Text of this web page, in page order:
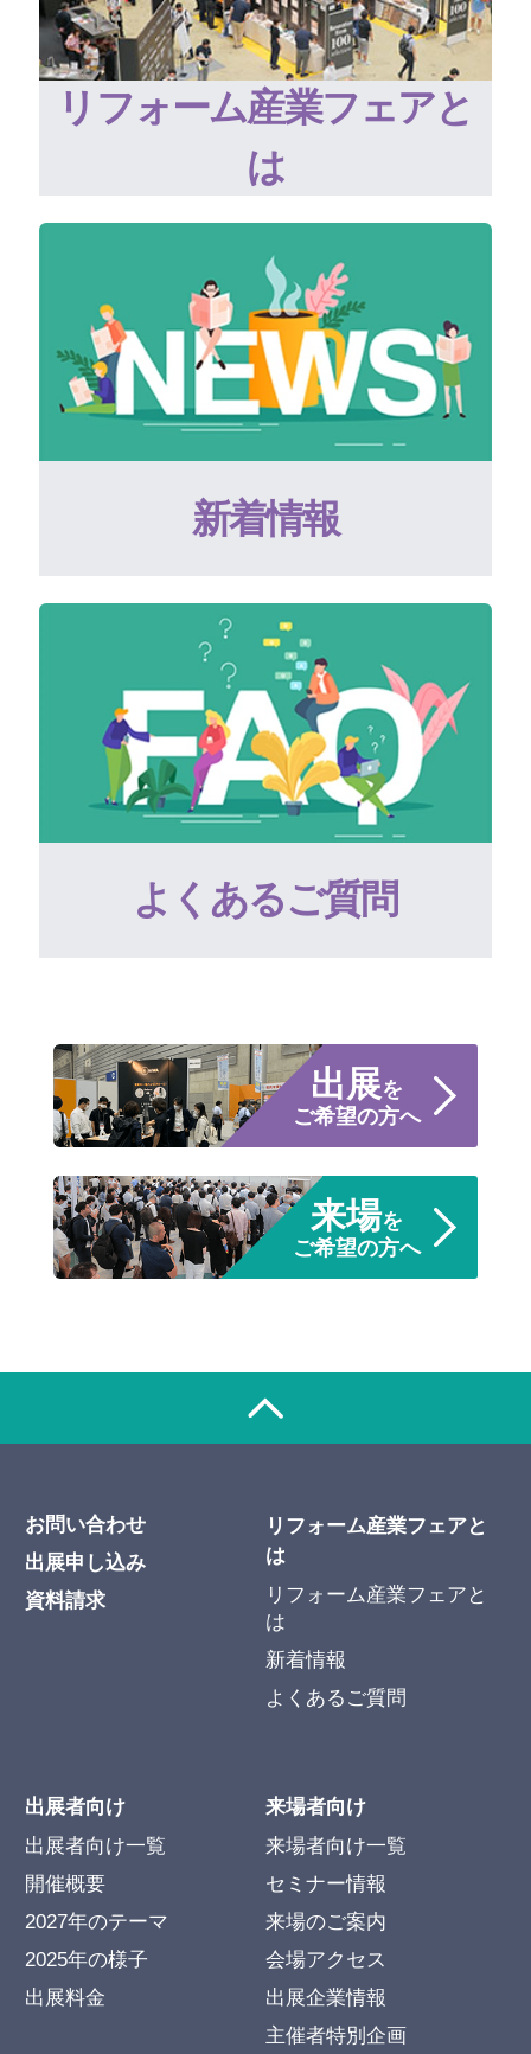
リフォーム産業フェアと
は
新着情報
よくあるご質問
出展を
ご希望の方へ
来場を
ご希望の方へ
お問い合わせ
出展申し込み
資料請求
リフォーム産業フェアと
は
リフォーム産業フェアと
は
新着情報
よくあるご質問
出展者向け
出展者向け一覧
開催概要
2027年のテーマ
2025年の様子
出展料金
来場者向け
来場者向け一覧
セミナー情報
来場のご案内
会場アクセス
出展企業情報
主催者特別企画